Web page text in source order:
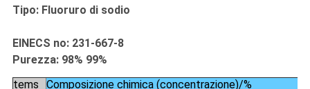
Tipo: Fluoruro di sodio
EINECS no: 231-667-8
Purezza: 98% 99%
tems
Composizione chimica (concentrazione)/%